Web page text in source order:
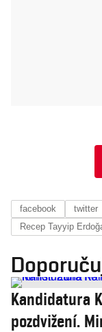
facebook twitter
Recep Tayyip
Kandidatura
pozdvižení.